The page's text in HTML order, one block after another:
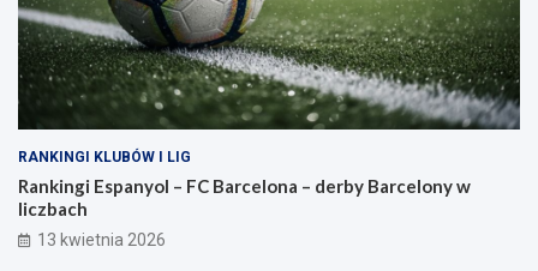
RANKINGI KLUBÓW I LIG
Rankingi Espanyol – FC Barcelona – derby Barcelony w
liczbach
13 kwietnia 2026